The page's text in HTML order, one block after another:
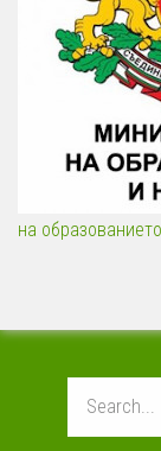
на